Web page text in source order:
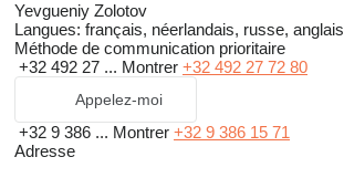
Yevgueniy Zolotov
Langues: français, néerlandais, russe, anglais
Méthode de communication prioritaire
+32 492 27 ... Montrer +32 492 27 72 80
Appelez-moi
+32 9 386 ... Montrer +32 9 386 15 71
Adresse